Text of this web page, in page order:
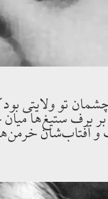
تو ولايتى
برف ستيغ‌ها
آفتاب‌شان